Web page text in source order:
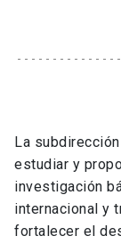
La
estudiar y
investigación
internacional y
fortalecer el